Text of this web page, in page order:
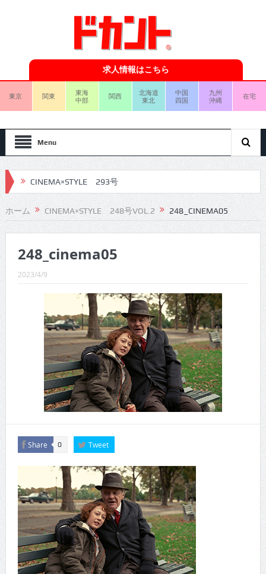
求人情報はこちら
東京 関東
東海
中部
関西
北海道
東北
中国
四国
九州
沖縄
在宅
Menu
CINEMA×STYLE 293号
CINEMA×STYLE 292号
CINEMA×STYLE 291号
CINEMA×STYLE 290号
CINEMA×STYLE 289号
CINEMA×STYLE 288号
CINEMA×STYLE 287号
CINEMA×STYLE 286号
CINEMA×STYLE 285号
CINEMA×STYLE 294号
ホーム CINEMA×STYLE 248号VOL.2 248_CINEMA05
248_cinema05
2023/4/9
Share 0 Tweet